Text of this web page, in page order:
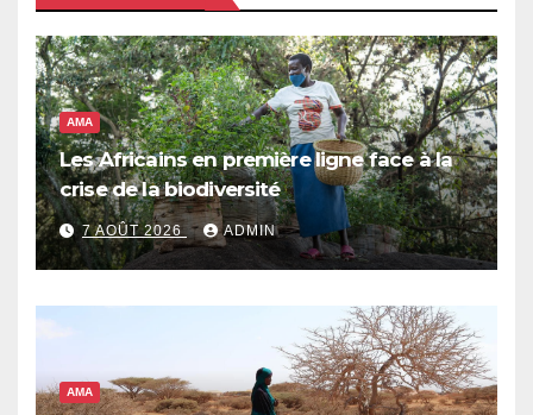
AMA
Les Africains en première ligne face à la
crise de la biodiversité
7 AOÛT 2026 ADMIN
AMA